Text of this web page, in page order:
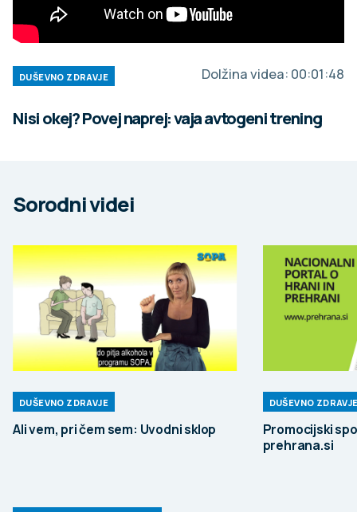
DUŠEVNO ZDRAVJE Dolžina videa: 00:01:48
Nisi okej? Povej naprej: vaja avtogeni trening
Sorodni videi
DUŠEVNO ZDRAVJE
Ali vem, pri čem sem: Uvodni sklop
DUŠEVNO
Promocijski
prehrana.si